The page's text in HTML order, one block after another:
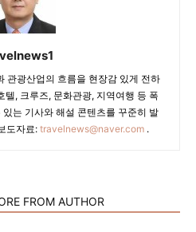
관광산업의 흐름을 현장감 있게 전하
텔, 크루즈, 문화관광, 지역여행 등 폭
는 기사와 해설 콘텐츠를 꾸준히 발
도자료: travelnews@naver.com.
FROM AUTHOR